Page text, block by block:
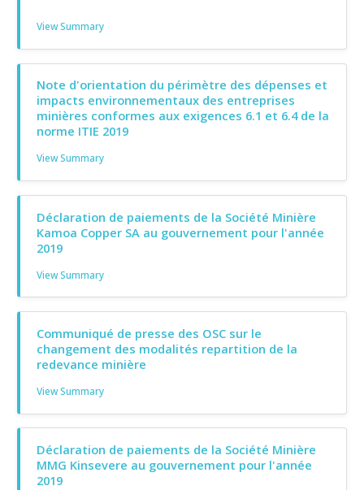
View Summary
Note d'orientation du périmètre des dépenses et
impacts environnementaux des entreprises
minières conformes aux exigences 6.1 et 6.4 de la
norme ITIE 2019
View Summary
Déclaration de paiements de la Société Minière
Kamoa Copper SA au gouvernement pour l'année
2019
View Summary
Communiqué de presse des OSC sur le
changement des modalités repartition de la
redevance minière
View Summary
Déclaration de paiements de la Société Minière
MMG Kinsevere au gouvernement pour l'année
2019